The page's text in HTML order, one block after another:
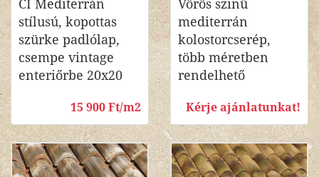
CI Mediterrán
stílusú, kopottas
szürke padlólap,
csempe vintage
enteriőrbe 20x20
15 900 Ft/m2
Vörös szinű
mediterrán
kolostorcserép,
több méretben
rendelhető
Kérje ajánlatunkat!